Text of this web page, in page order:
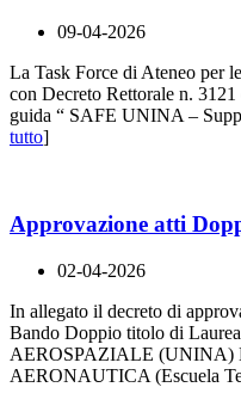
09-04-2026
La Task Force di Ateneo per
con Decreto Rettorale n.
guida “ SAFE UNINA –
tutto]
Approvazione atti
02-04-2026
In allegato il decreto di
Bando Doppio titolo di
AEROSPAZIALE (UNINA)
AERONAUTICA (Escuela